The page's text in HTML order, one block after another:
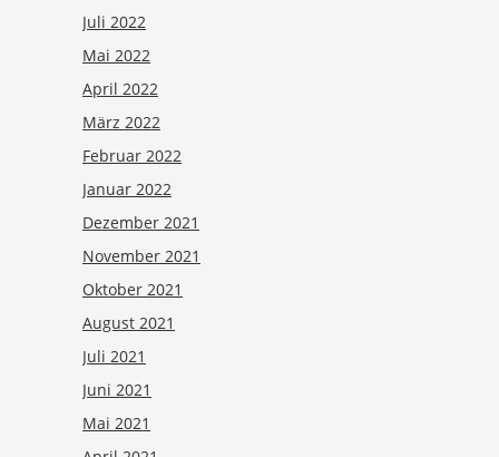
Juli 2022
Mai 2022
April 2022
März 2022
Februar 2022
Januar 2022
Dezember 2021
November 2021
Oktober 2021
August 2021
Juli 2021
Juni 2021
Mai 2021